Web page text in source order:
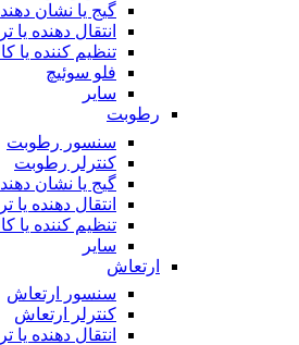
گیج یا نشان
انتقال دهنده یا
تنظیم کننده یا
فلو سوئیچ
سایر
رطوبت
سنسور رطوبت
کنترلر رطوبت
گیج یا نشان
انتقال دهنده
تنظیم کننده یا
سایر
ارتعاش
سنسور ارتعاش
کنترلر ارتعاش
انتقال دهنده یا